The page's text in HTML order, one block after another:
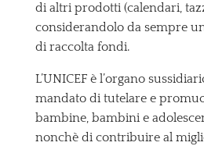
di altri prodotti (calendari,
considerandolo da sempre
di raccolta fondi.
L’UNICEF è l’organo
mandato di tutelare e
bambine, bambini e
nonchè di contribuire al